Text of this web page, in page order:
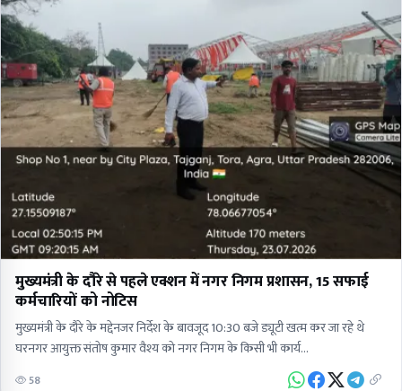
मुख्यमंत्री के दौरे से पहले एक्शन में नगर निगम प्रशासन, 15 सफाई
कर्मचारियों को नोटिस
मुख्यमंत्री के दौरे के मद्देनजर निर्देश के बावजूद 10:30 बजे ड्यूटी खत्म कर जा रहे थे
घरनगर आयुक्त संतोष कुमार वैश्य को नगर निगम के किसी भी कार्य…
58